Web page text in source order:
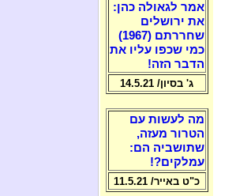
אמר לגאולה כהן:
את ירושלים
שחררתם (1967)
כמי שכפו עליו את
הדבר הזה!
ג' בסיון/ 14.5.21
מה לעשות עם
הטרור מעזה,
שתושביה הם:
עמלקים?!
כ"ט באייר/ 11.5.21